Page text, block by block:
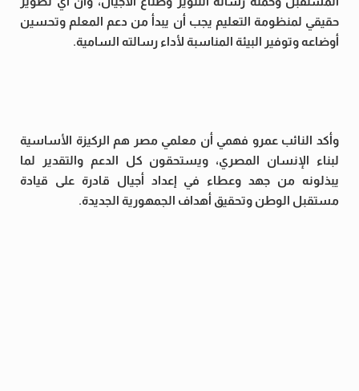
حقيقي لمنظومة التعليم يجب أن يبدأ من دعم المعلم وتحسين
أوضاعه وتوفير البيئة المناسبة لأداء رسالته السامية.
وأكد النائب عمرو فهمي أن معلمي مصر هم الركيزة الأساسية
لبناء الإنسان المصري، ويستحقون كل الدعم والتقدير لما
يبذلونه من جهد وعطاء في إعداد أجيال قادرة على قيادة
مستقبل الوطن وتحقيق أهداف الجمهورية الجديدة.